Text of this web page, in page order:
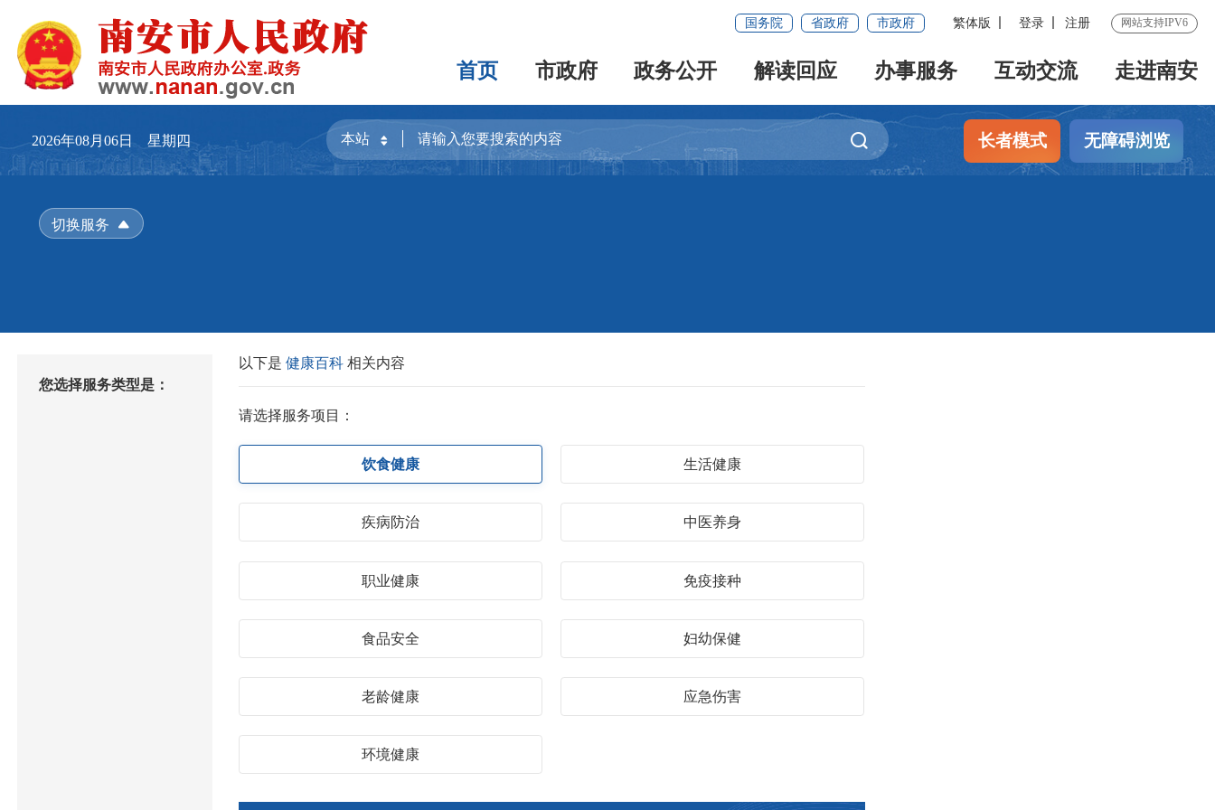
国务院 省政府 市政府 繁体版 登录 注册 网站支持IPV6
首页 市政府 政务公开 解读回应 办事服务 互动交流 走进南安
2026年08月06日 星期四 长者模式 无障碍浏览
切换服务
您选择服务类型是：
以下是健康百科相关内容
请选择服务项目：
饮食健康 生活健康
疾病防治 中医养身
职业健康 免疫接种
食品安全 妇幼保健
老龄健康 应急伤害
环境健康